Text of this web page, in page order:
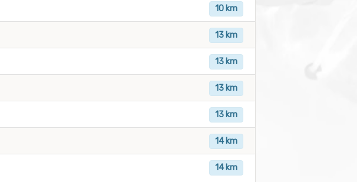
10 km
13 km
13 km
13 km
13 km
14 km
14 km